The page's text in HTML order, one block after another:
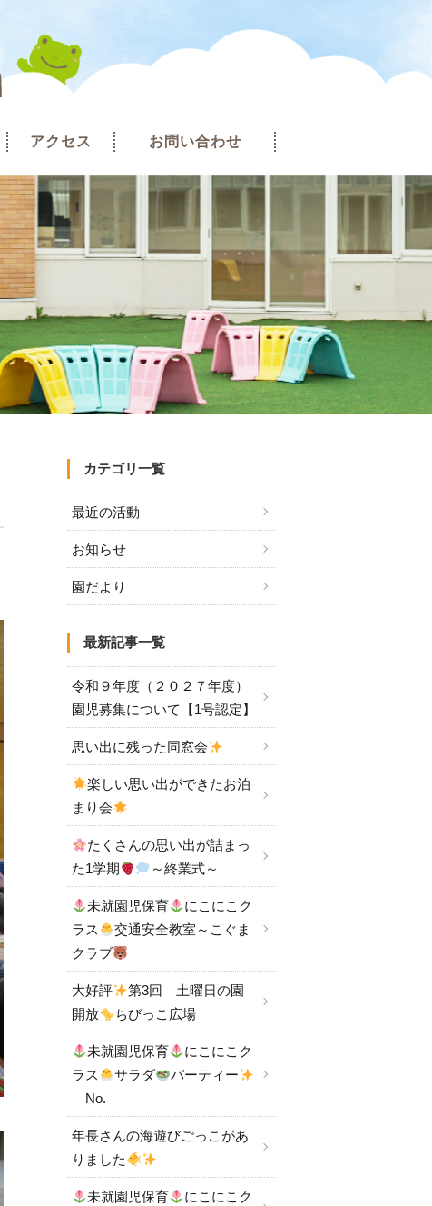
アクセス お問い合わせ
カテゴリ一覧
最近の活動
お知らせ
園だより
最新記事一覧
令和９年度（２０２７年度）
園児募集について【1号認定】
思い出に残った同窓会
楽しい思い出ができたお泊
まり会
たくさんの思い出が詰まっ
た1学期
～終業式～
未就園児保育
にこにこク
ラス
交通安全教室～こぐま
クラブ
大好評
第3回 土曜日の園
開放
ちびっこ広場
未就園児保育
にこにこク
ラス
サラダ
パーティー
No.
年長さんの海遊びごっこがあ
りました
未就園児保育
にこにこク